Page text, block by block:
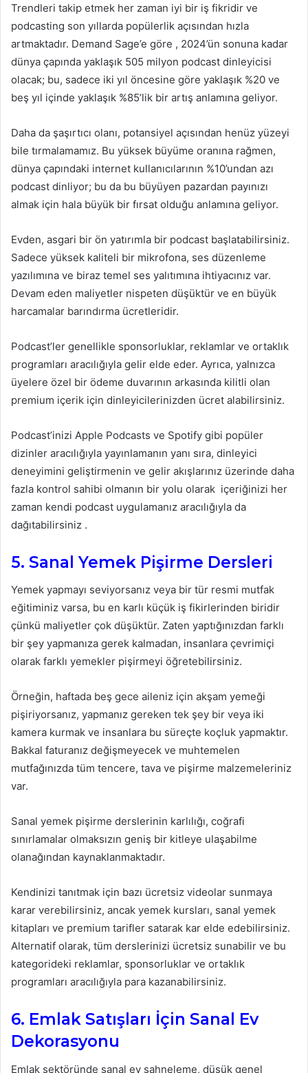
Trendleri takip etmek her zaman iyi bir iş fikridir ve
podcasting son yıllarda popülerlik açısından hızla
artmaktadır. Demand Sage’e göre , 2024’ün sonuna kadar
dünya çapında yaklaşık 505 milyon podcast dinleyicisi
olacak; bu, sadece iki yıl öncesine göre yaklaşık %20 ve
beş yıl içinde yaklaşık %85’lik bir artış anlamına geliyor.
Daha da şaşırtıcı olanı, potansiyel açısından henüz yüzeyi
bile tırmalamamız. Bu yüksek büyüme oranına rağmen,
dünya çapındaki internet kullanıcılarının %10’undan azı
podcast dinliyor; bu da bu büyüyen pazardan payınızı
almak için hala büyük bir fırsat olduğu anlamına geliyor.
Evden, asgari bir ön yatırımla bir podcast başlatabilirsiniz.
Sadece yüksek kaliteli bir mikrofona, ses düzenleme
yazılımına ve biraz temel ses yalıtımına ihtiyacınız var.
Devam eden maliyetler nispeten düşüktür ve en büyük
harcamalar barındırma ücretleridir.
Podcast’ler genellikle sponsorluklar, reklamlar ve ortaklık
programları aracılığıyla gelir elde eder. Ayrıca, yalnızca
üyelere özel bir ödeme duvarının arkasında kilitli olan
premium içerik için dinleyicilerinizden ücret alabilirsiniz.
Podcast’inizi Apple Podcasts ve Spotify gibi popüler
dizinler aracılığıyla yayınlamanın yanı sıra, dinleyici
deneyimini geliştirmenin ve gelir akışlarınız üzerinde daha
fazla kontrol sahibi olmanın bir yolu olarak içeriğinizi her
zaman kendi podcast uygulamanız aracılığıyla da
dağıtabilirsiniz .
5. Sanal Yemek Pişirme Dersleri
Yemek yapmayı seviyorsanız veya bir tür resmi mutfak
eğitiminiz varsa, bu en karlı küçük iş fikirlerinden biridir
çünkü maliyetler çok düşüktür. Zaten yaptığınızdan farklı
bir şey yapmanıza gerek kalmadan, insanlara çevrimiçi
olarak farklı yemekler pişirmeyi öğretebilirsiniz.
Örneğin, haftada beş gece aileniz için akşam yemeği
pişiriyorsanız, yapmanız gereken tek şey bir veya iki
kamera kurmak ve insanlara bu süreçte koçluk yapmaktır.
Bakkal faturanız değişmeyecek ve muhtemelen
mutfağınızda tüm tencere, tava ve pişirme malzemeleriniz
var.
Sanal yemek pişirme derslerinin karlılığı, coğrafi
sınırlamalar olmaksızın geniş bir kitleye ulaşabilme
olanağından kaynaklanmaktadır.
Kendinizi tanıtmak için bazı ücretsiz videolar sunmaya
karar verebilirsiniz, ancak yemek kursları, sanal yemek
kitapları ve premium tarifler satarak kar elde edebilirsiniz.
Alternatif olarak, tüm derslerinizi ücretsiz sunabilir ve bu
kategorideki reklamlar, sponsorluklar ve ortaklık
programları aracılığıyla para kazanabilirsiniz.
6. Emlak Satışları İçin Sanal Ev
Dekorasyonu
Emlak sektöründe sanal ev sahneleme, düşük genel